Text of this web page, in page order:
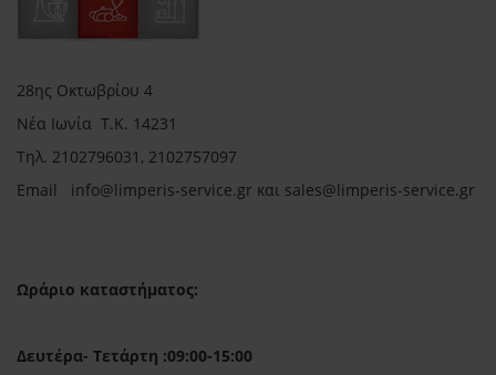
28ης Οκτωβρίου 4
Νέα Ιωνία Τ.Κ. 14231
Τηλ. 2102796031, 2102757097
Email info@limperis-service.gr και sales@limperis-service.gr
Ωράριο καταστήματος:
Δευτέρα- Τετάρτη :09:00-15:00